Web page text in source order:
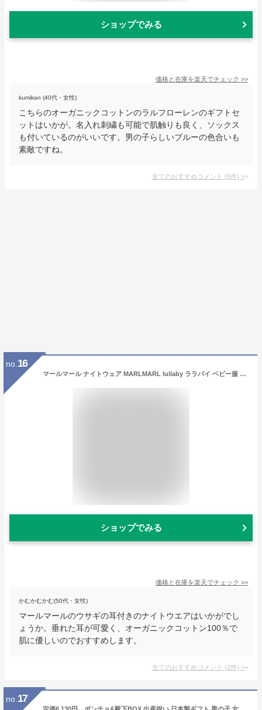
ショップでみる
価格と在庫を楽天でチェック >>
kumikan (40代・女性)
こちらのオーガニックコットンのラルフローレンのギフトセ
ットはいかが。名入れ刺繍も可能で肌触りも良く、ソックス
も付いているのがいいです。男の子らしいブルーの色合いも
素敵ですね。
全てのおすすめコメント (6件) >
no. 16
マールマール ナイトウェア MARLMARL lullaby ララバイ ベビー服 耳付き 女の子 男の子 キッズ服 出産祝い ギフト プレゼント
ショップでみる
価格と在庫を楽天でチェック >>
かむかむかむ(50代・女性)
マールマールのウサギの耳付きのナイトウエアはいかがでし
ょうか。垂れた耳が可愛く、オーガニックコットン100％で
肌に優しいのでおすすめします。
全てのおすすめコメント (2件) >
no. 17